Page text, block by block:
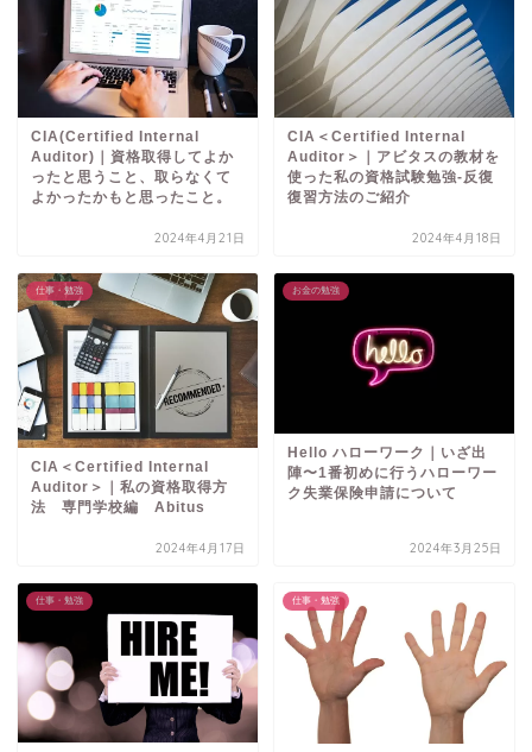
CIA(Certified Internal
Auditor)｜資格取得してよか
ったと思うこと、取らなくて
よかったかもと思ったこと。
2024年4月21日
CIA＜Certified Internal
Auditor＞｜アビタスの教材を
使った私の資格試験勉強-反復
復習方法のご紹介
2024年4月18日
仕事・勉強
CIA＜Certified Internal
Auditor＞｜私の資格取得方
法 専門学校編 Abitus
2024年4月17日
お金の勉強
Hello ハローワーク｜いざ出
陣〜1番初めに行うハローワー
ク失業保険申請について
2024年3月25日
仕事・勉強 仕事・勉強